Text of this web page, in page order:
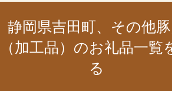
静岡県吉田町、その他
（加工品）のお礼品一覧
る